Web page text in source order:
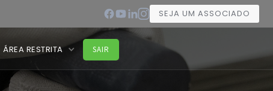
SEJA UM ASSOCIADO
ÁREA RESTRITA SAIR